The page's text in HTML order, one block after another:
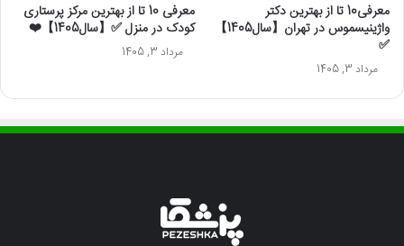
معرفی10 تا از بهترین دکتر
واژینیسموس در تهران【سال1405】
✅
مرداد 3, 1405
معرفی 10 تا از بهترین مرکز پرستاری
کودک در منزل ✅【سال1405】❤️
مرداد 3, 1405